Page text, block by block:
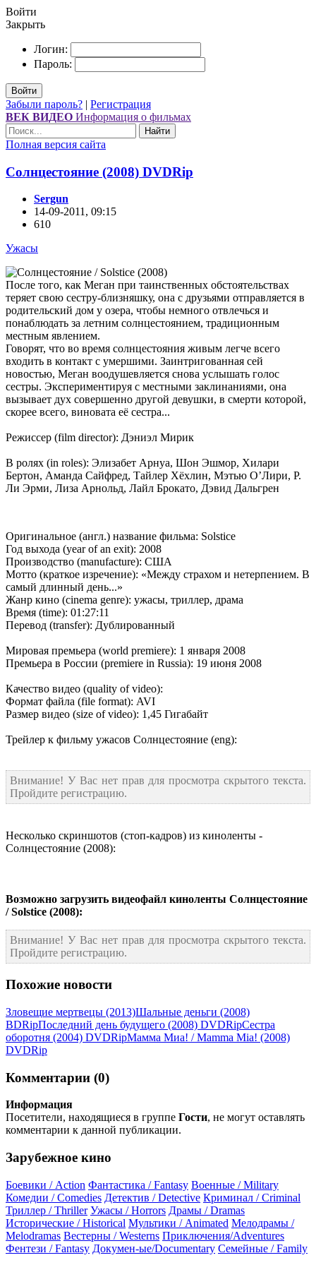
Войти
Закрыть
Логин:
Пароль:
Войти
Забыли пароль? | Регистрация
ВЕК ВИДЕО Информация о фильмах
Найти
Полная версия сайта
Солнцестояние (2008) DVDRір
Sergun
14-09-2011, 09:15
610
Ужасы
После того, как Меган при таинственных обстоятельствах
теряет свою сестру-близняшку, она с друзьями отправляется в
родительский дом у озера, чтобы немного отвлечься и
понаблюдать за летним солнцестоянием, традиционным
местным явлением.
Говорят, что во время солнцестояния живым легче всего
входить в контакт с умершими. Заинтригованная сей
новостью, Меган воодушевляется снова услышать голос
сестры. Экспериментируя с местными заклинаниями, она
вызывает дух совершенно другой девушки, в смерти которой,
скорее всего, виновата её сестра...
Режиссер (film director): Дэниэл Мирик
В ролях (in roles): Элизабет Арнуа, Шон Эшмор, Хилари
Бертон, Аманда Сайфред, Тайлер Хёхлин, Мэтью О’Лири, Р.
Ли Эрми, Лиза Арнольд, Лайл Брокато, Дэвид Дальгрен
Оригинальное (англ.) название фильма: Solstice
Год выхода (year of an exit): 2008
Производство (manufacture): США
Мотто (краткое изречение): «Между страхом и нетерпением. В
самый длинный день...»
Жанр кино (cinema genre): ужасы, триллер, драма
Время (time): 01:27:11
Перевод (transfer): Дублированный
Мировая премьера (world premiere): 1 января 2008
Премьера в России (premiere in Russia): 19 июня 2008
Качество видео (quality of video):
Формат файла (file format): AVI
Размер видео (size of video): 1,45 Гигабайт
Трейлер к фильму ужасов Солнцестояние (eng):
Внимание! У Вас нет прав для просмотра скрытого текста.
Пройдите регистрацию.
Несколько скриншотов (стоп-кадров) из киноленты -
Солнцестояние (2008):
Возможно загрузить видеофайл киноленты Солнцестояние
/ Solstice (2008):
Внимание! У Вас нет прав для просмотра скрытого текста.
Пройдите регистрацию.
Похожие новости
Зловещие мертвецы (2013)Шальные деньги (2008)
ВDRірПоследний день будущего (2008) DVDRірСестра
оборотня (2004) DVDRірМамма Миа! / Mamma Mia! (2008)
DVDRір
Комментарии (0)
Информация
Посетители, находящиеся в группе Гости, не могут оставлять
комментарии к данной публикации.
Зарубежное кино
Боевики / Action Фантастика / Fantasy Военные / Military
Комедии / Comedies Детектив / Detective Криминал / Criminal
Триллер / Thriller Ужасы / Horrors Драмы / Dramas
Исторические / Historical Мультики / Animated Мелодрамы /
Melodramas Вестерны / Westerns Приключения/Adventures
Фентези / Fantasy Докумен-ые/Documentary Семейные / Family